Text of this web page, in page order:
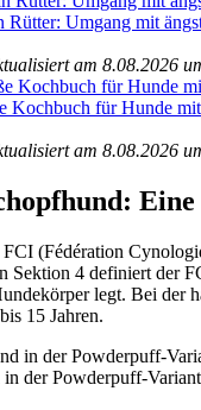
Umgang mit
am 8.08.2026
für Hun­de mit
am 8.08.2026
(Fédé­ra­ti­on
4 defi­niert der
legt. Bei der
15 Jah­ren.
der Pow­der­puff-